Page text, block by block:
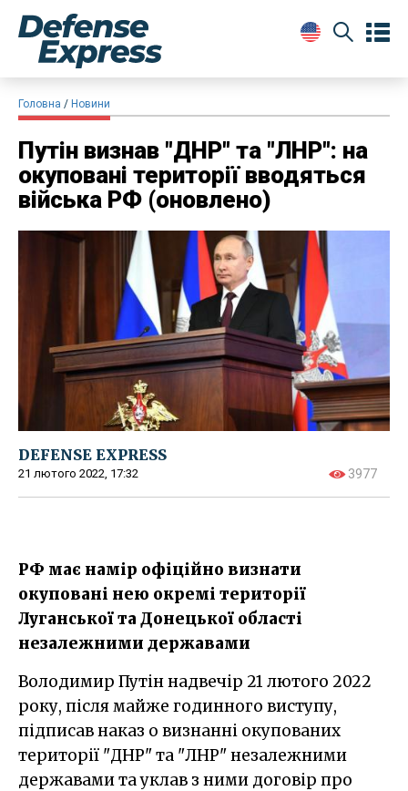
Головна Новини
Путін визнав "ДНР" та "ЛНР": на
окуповані території вводяться
війська РФ (оновлено)
DEFENSE EXPRESS
21 лютого 2022, 17:32 3977
РФ має намір офіційно визнати
окуповані нею окремі території
Луганської та Донецької області
незалежними державами
Володимир Путін надвечір 21 лютого 2022
року, після майже годинного виступу,
підписав наказ о визнанні окупованих
території "ДНР" та "ЛНР" незалежними
державами та уклав з ними договір про